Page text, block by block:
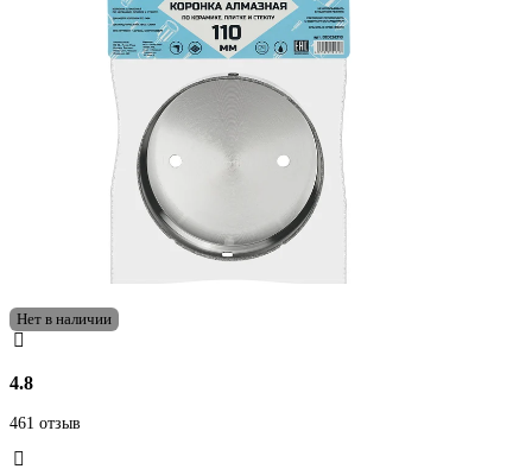
Нет в наличии
4.8
461 отзыв